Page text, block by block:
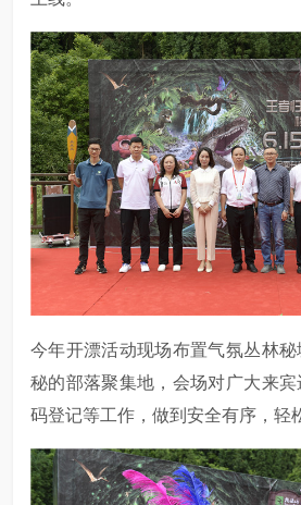
今年开漂活动现场布置气氛丛林
秘的部落聚集地，会场对广大来
码登记等工作，做到安全有序，轻